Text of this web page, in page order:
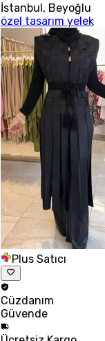
İstanbul, Beyoğlu
özel tasarım yelek
Plus Satıcı
Cüzdanım
Güvende